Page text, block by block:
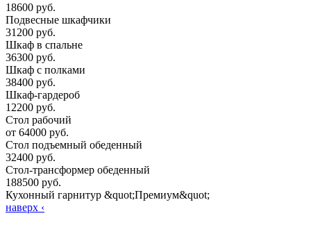
18600 руб.
Подвесные шкафчики
31200 руб.
Шкаф в спальне
36300 руб.
Шкаф с полками
38400 руб.
Шкаф-гардероб
12200 руб.
Стол рабочий
от 64000 руб.
Стол подъемный обеденный
32400 руб.
Стол-трансформер обеденный
188500 руб.
Кухонный гарнитур &quot;Премиум&quot;
наверх ‹